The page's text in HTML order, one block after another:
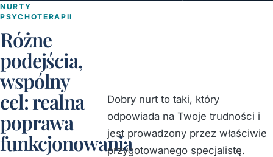
NURTY
PSYCHOTERAPII
Różne
podejścia,
wspólny
cel: realna
poprawa
funkcjonowania
Dobry nurt to taki, który
odpowiada na Twoje trudności i
jest prowadzony przez właściwie
przygotowanego specjalistę.